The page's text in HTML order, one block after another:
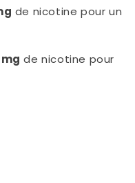
de nicotine pour un
de nicotine pour